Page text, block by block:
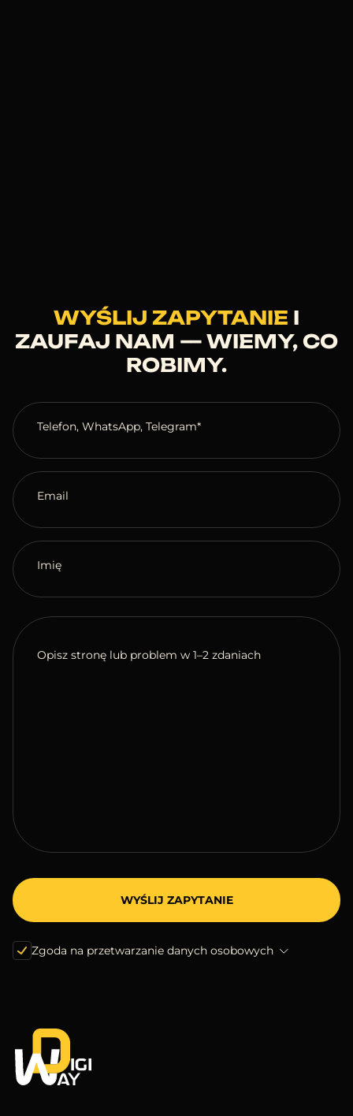
WYŚLIJ ZAPYTANIE I
ZAUFAJ NAM — WIEMY, CO
ROBIMY.
Telefon, WhatsApp, Telegram*
Imię
Email
Opisz stronę lub problem w 1–2 zdaniach
Zgoda na przetwarzanie danych osobowych